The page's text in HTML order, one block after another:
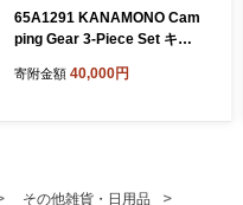
65A1291 KANAMONO Cam
ping Gear 3-Piece Set キャ
RANGE[髙島屋選定品］
寄附金額 40,000円
その他雑貨・日用品